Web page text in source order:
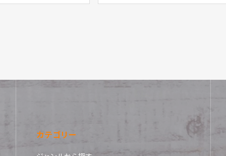
カテゴリー